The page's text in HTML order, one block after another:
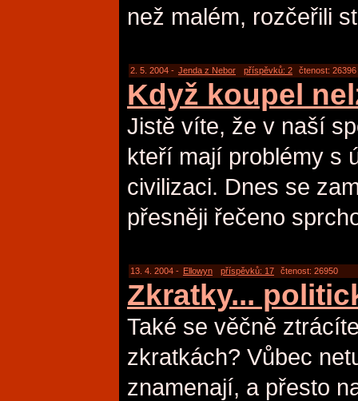
než malém, rozčeřili
2. 5. 2004 - Jenda z Nebor příspěvků: 2 čtenost: 26396
Když koupel
Jistě víte, že v naší
kteří mají problémy s
civilizaci. Dnes se
přesněji řečeno
13. 4. 2004 - Ellowyn příspěvků: 17 čtenost: 26950
Zkratky...
Také se věčně
zkratkách? Vůbec
znamenají, a přesto